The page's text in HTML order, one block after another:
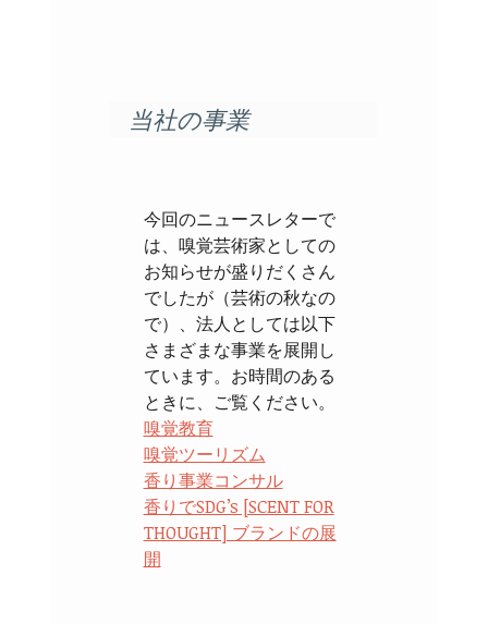
当社の事業
今回のニュースレターで
は、嗅覚芸術家としての
お知らせが盛りだくさん
でしたが（芸術の秋なの
で）、法人としては以下
さまざまな事業を展開し
ています。お時間のある
ときに、ご覧ください。
嗅覚教育
嗅覚ツーリズム
香り事業コンサル
香りでSDG’s [SCENT FOR
THOUGHT] ブランドの展
開